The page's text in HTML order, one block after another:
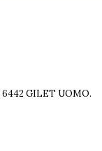
6442 GILET UOMO.